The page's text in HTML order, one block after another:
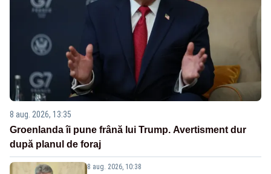
8 aug. 2026, 13:35
Groenlanda îi pune frână lui Trump. Avertisment dur
după planul de foraj
8 aug. 2026, 10:38